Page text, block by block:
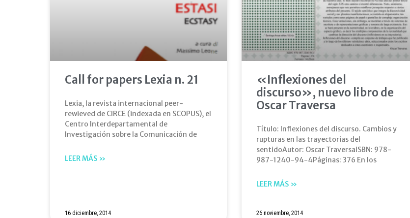
Call for papers Lexia n. 21
Lexia, la revista internacional peer-
rewieved de CIRCE (indexada en SCOPUS), el
Centro Interdepartamental de
Investigación sobre la Comunicación de
LEER MÁS »
16 diciembre, 2014
«Inflexiones del
discurso», nuevo libro de
Oscar Traversa
Título: Inflexiones del discurso. Cambios y
rupturas en las trayectorias del
sentidoAutor: Oscar TraversaISBN: 978-
987-1240-94-4Páginas: 376 En los
LEER MÁS »
26 noviembre, 2014